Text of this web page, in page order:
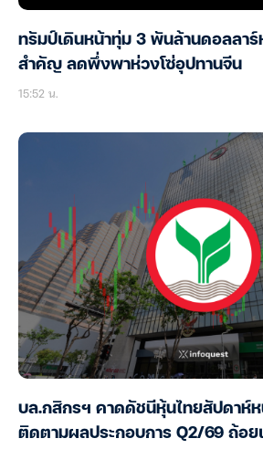
ทรัมป์เดินหน้าทุ่ม 3 พันล้านดอลลาร์
สำคัญ ลดพึ่งพาห่วงโซ่อุปทานจีน
15:52 น.
บล.กสิกรฯ คาดดัชนีหุ้นไทยสัปดาห์
ติดตามผลประกอบการ Q2/69 ถ้อย